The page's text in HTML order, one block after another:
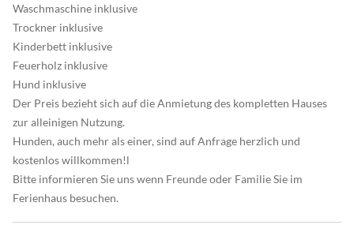
Waschmaschine inklusive
Trockner inklusive
Kinderbett inklusive
Feuerholz inklusive
Hund inklusive
Der Preis bezieht sich auf die Anmietung des kompletten Hauses
zur alleinigen Nutzung.
Hunden, auch mehr als einer, sind auf Anfrage herzlich und
kostenlos willkommen!l
Bitte informieren Sie uns wenn Freunde oder Familie Sie im
Ferienhaus besuchen.